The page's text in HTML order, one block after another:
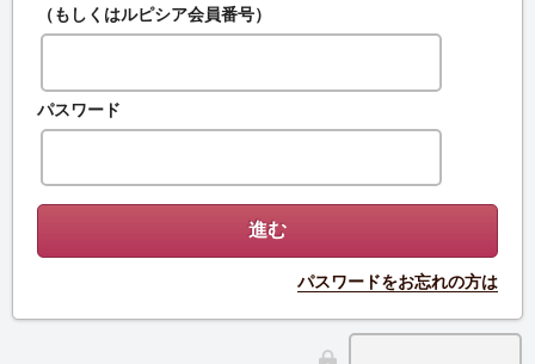
（もしくはルピシア会員番号）
パスワード
パスワードをお忘れの方は